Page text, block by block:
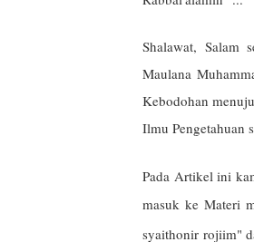
Shalawat, Salam
Maulana
Kebodohan
Ilmu Pengetahuan
Pada Artikel ini
masuk ke Materi
syaithonir rojiim"